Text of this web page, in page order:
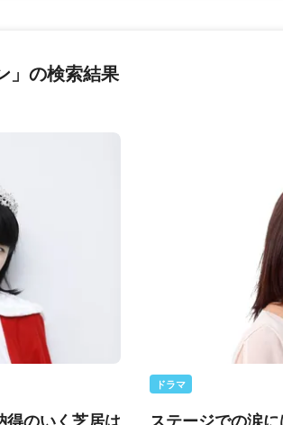
」の検索結果
ドラマ